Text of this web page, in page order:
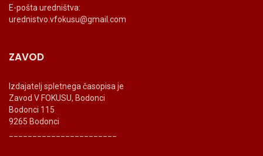
E-pošta uredništva:
urednistvo.vfokusu@gmail.com
ZAVOD
Izdajatelj spletnega časopisa je
Zavod V FOKUSU, Bodonci
Bodonci 115
9265 Bodonci